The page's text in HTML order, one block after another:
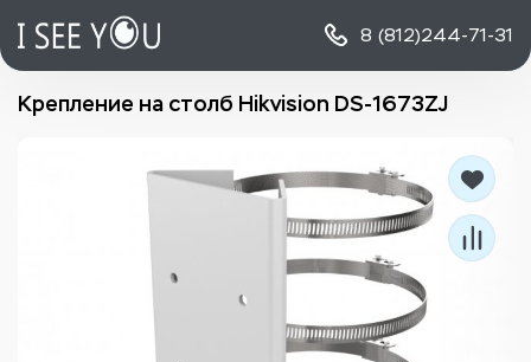
8 (812)244-71-31
Крепление на столб Hikvision DS-1673ZJ